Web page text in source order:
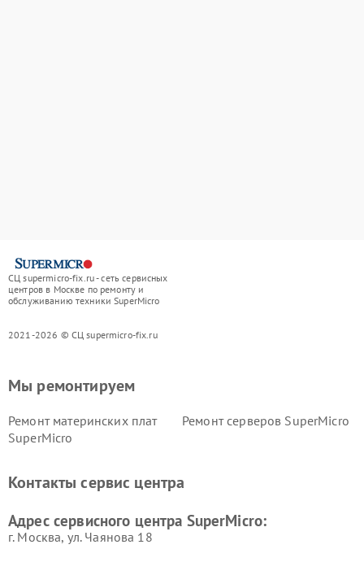
СЦ supermicro-fix.ru - сеть сервисных
центров в Москве по ремонту и
обслуживанию техники SuperMicro
2021-2026 © СЦ supermicro-fix.ru
Мы ремонтируем
Ремонт материнских плат
SuperMicro
Ремонт серверов SuperMicro
Контакты сервис центра
Адрес сервисного центра SuperMicro:
г. Москва, ул. Чаянова 18